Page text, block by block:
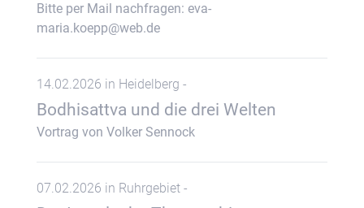
Bitte per Mail nachfragen: eva-
maria.koepp@web.de
14.02.2026 in Heidelberg -
Bodhisattva und die drei Welten
Vortrag von Volker Sennock
07.02.2026 in Ruhrgebiet -